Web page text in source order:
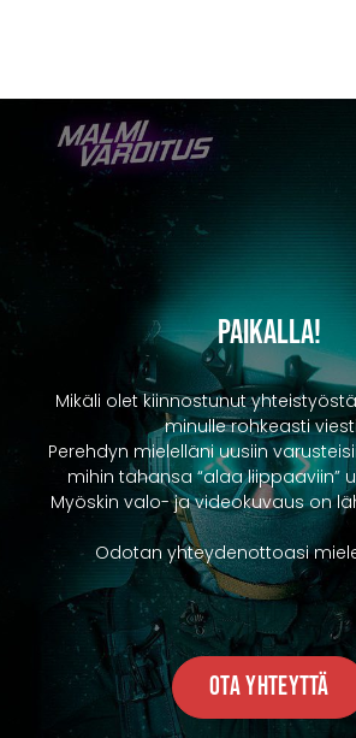
Paikalla!
Mikäli olet kiinnostunut
minulle rohkeasti
Perehdyn mielelläni uusiin
mihin tahansa “alaa liippaaviin”
Myöskin valo- ja videokuvaus on
Odotan yhteydenottoasi
Ota Yhteyttä